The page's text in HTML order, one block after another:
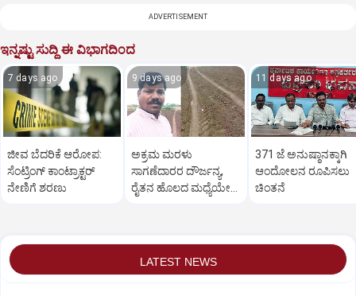
ADVERTISEMENT
ಇನ್ನಷ್ಟು ಸುದ್ದಿ ಈ ವಿಭಾಗದಿಂದ
7 days ago
ಜೀವ ಬೆದರಿಕೆ ಆರೋಪ:
ಸೆಂಟ್ರಿಂಗ್ ಕಾಂಟ್ರಾಕ್ಟರ್
ನೇಣಿಗೆ ಶರಣು
9 days ago
ಅಕ್ರಮ ಮರಳು
ಸಾಗಣೆದಾರರ ದೌರ್ಜನ್ಯ,
ರೈತನ ಹೊಲದ ಮಧ್ಯೆಯೇ
11 days ago
371 ಜೆ ಅನುಷ್ಠಾನಕ್ಕಾಗಿ
ಆಂದೋಲನ ರೂಪಿಸಲು
ಚಿಂತನೆ
LATEST NEWS